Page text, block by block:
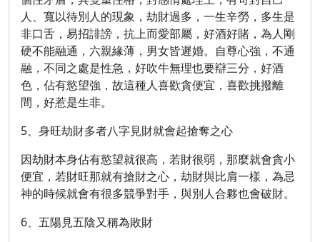
人、寬以待別人的現象，劫財過多，一生辛勞，多生是
非口舌，易招誹謗，抗上而愛部屬，好酒好賭，為人剛
硬不能融通，六親緣薄，男女皆遲婚。自尊心強，不通
融，不同之處是性急，好吹牛無理也要辯三分，好酒
色，佔有慾望強，故這種人喜歡貪便宜，喜歡挑撥離
間，好惹是生非。
5、身旺劫財多者八字見財就會起搶奪之心
因劫財本身佔有慾望就很高，若財很弱，那麼就會貪小
便宜，若財旺那就有搶財之心，劫財與比肩一樣，為忌
神的時候就會有很多競爭對手，與別人合夥也會破財。
6、五陽見五陰又稱為敗財